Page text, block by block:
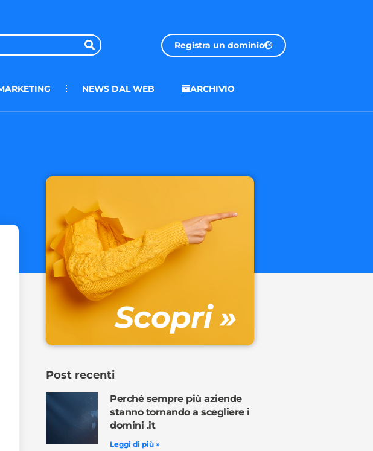
Registra un dominio
NEWS DAL WEB ARCHIVIO
Scopri »
Post recenti
Perché sempre più aziende
stanno tornando a scegliere i
domini .it
Leggi di più »